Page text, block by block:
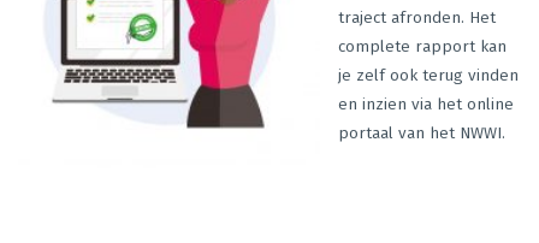
traject afronden. Het
complete rapport kan
je zelf ook terug vinden
en inzien via het online
portaal van het NWWI.